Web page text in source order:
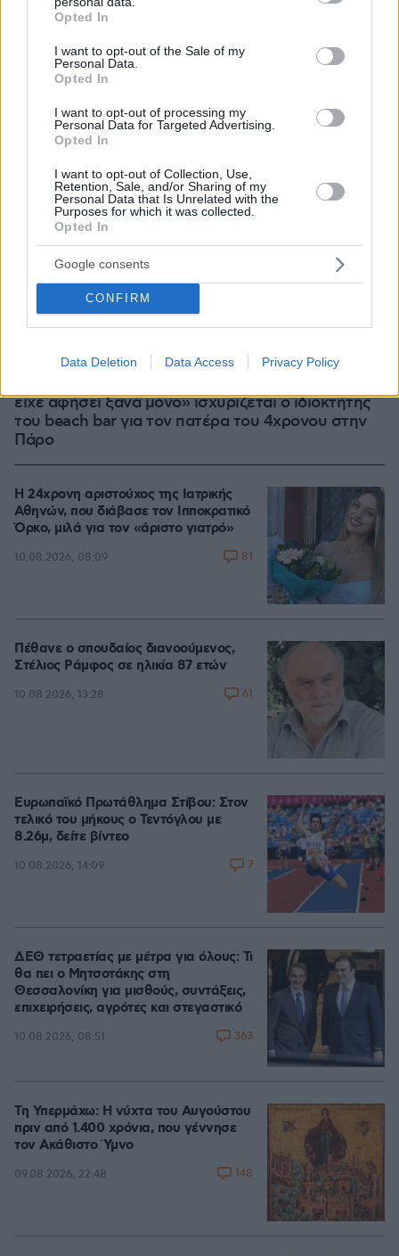
grant or deny consent to Google and its third-party tags to
use your data for below specified purposes in below Google
consent section.
Opted In
I want to opt-out of the Sale of my
Personal Data.
Opted In
I want to opt-out of processing my
Personal Data for Targeted Advertising.
Opted In
I want to opt-out of Collection, Use,
Retention, Sale, and/or Sharing of my
Personal Data that Is Unrelated with the
Purposes for which it was collected.
Opted In
Google consents
CONFIRM
Data Deletion Data Access Privacy Policy
είχε αφήσει ξανά μόνο» ισχυρίζεται ο ιδιοκτήτης
του beach bar για τον πατέρα του 4χρονου στην
Πάρο
10.08.2026, 12:21
Η 24χρονη αριστούχος της Ιατρικής
Αθηνών, που διάβασε τον Ιπποκρατικό
Όρκο, μιλά για τον «άριστο γιατρό»
10.08.2026, 08:09 81
Πέθανε ο σπουδαίος διανοούμενος,
Στέλιος Ράμφος σε ηλικία 87 ετών
10.08.2026, 13:28 61
Ευρωπαϊκό Πρωτάθλημα Στίβου: Στον
τελικό του μήκους ο Τεντόγλου με
8.26μ, δείτε βίντεο
10.08.2026, 14:09 7
ΔΕΘ τετραετίας με μέτρα για όλους: Τι
θα πει ο Μητσοτάκης στη
Θεσσαλονίκη για μισθούς, συντάξεις,
επιχειρήσεις, αγρότες και στεγαστικό
10.08.2026, 08:51 363
Τη Υπερμάχω: Η νύχτα του Αυγούστου
πριν από 1.400 χρόνια, που γέννησε
τον Ακάθιστο Ύμνο
09.08.2026, 22:48 148